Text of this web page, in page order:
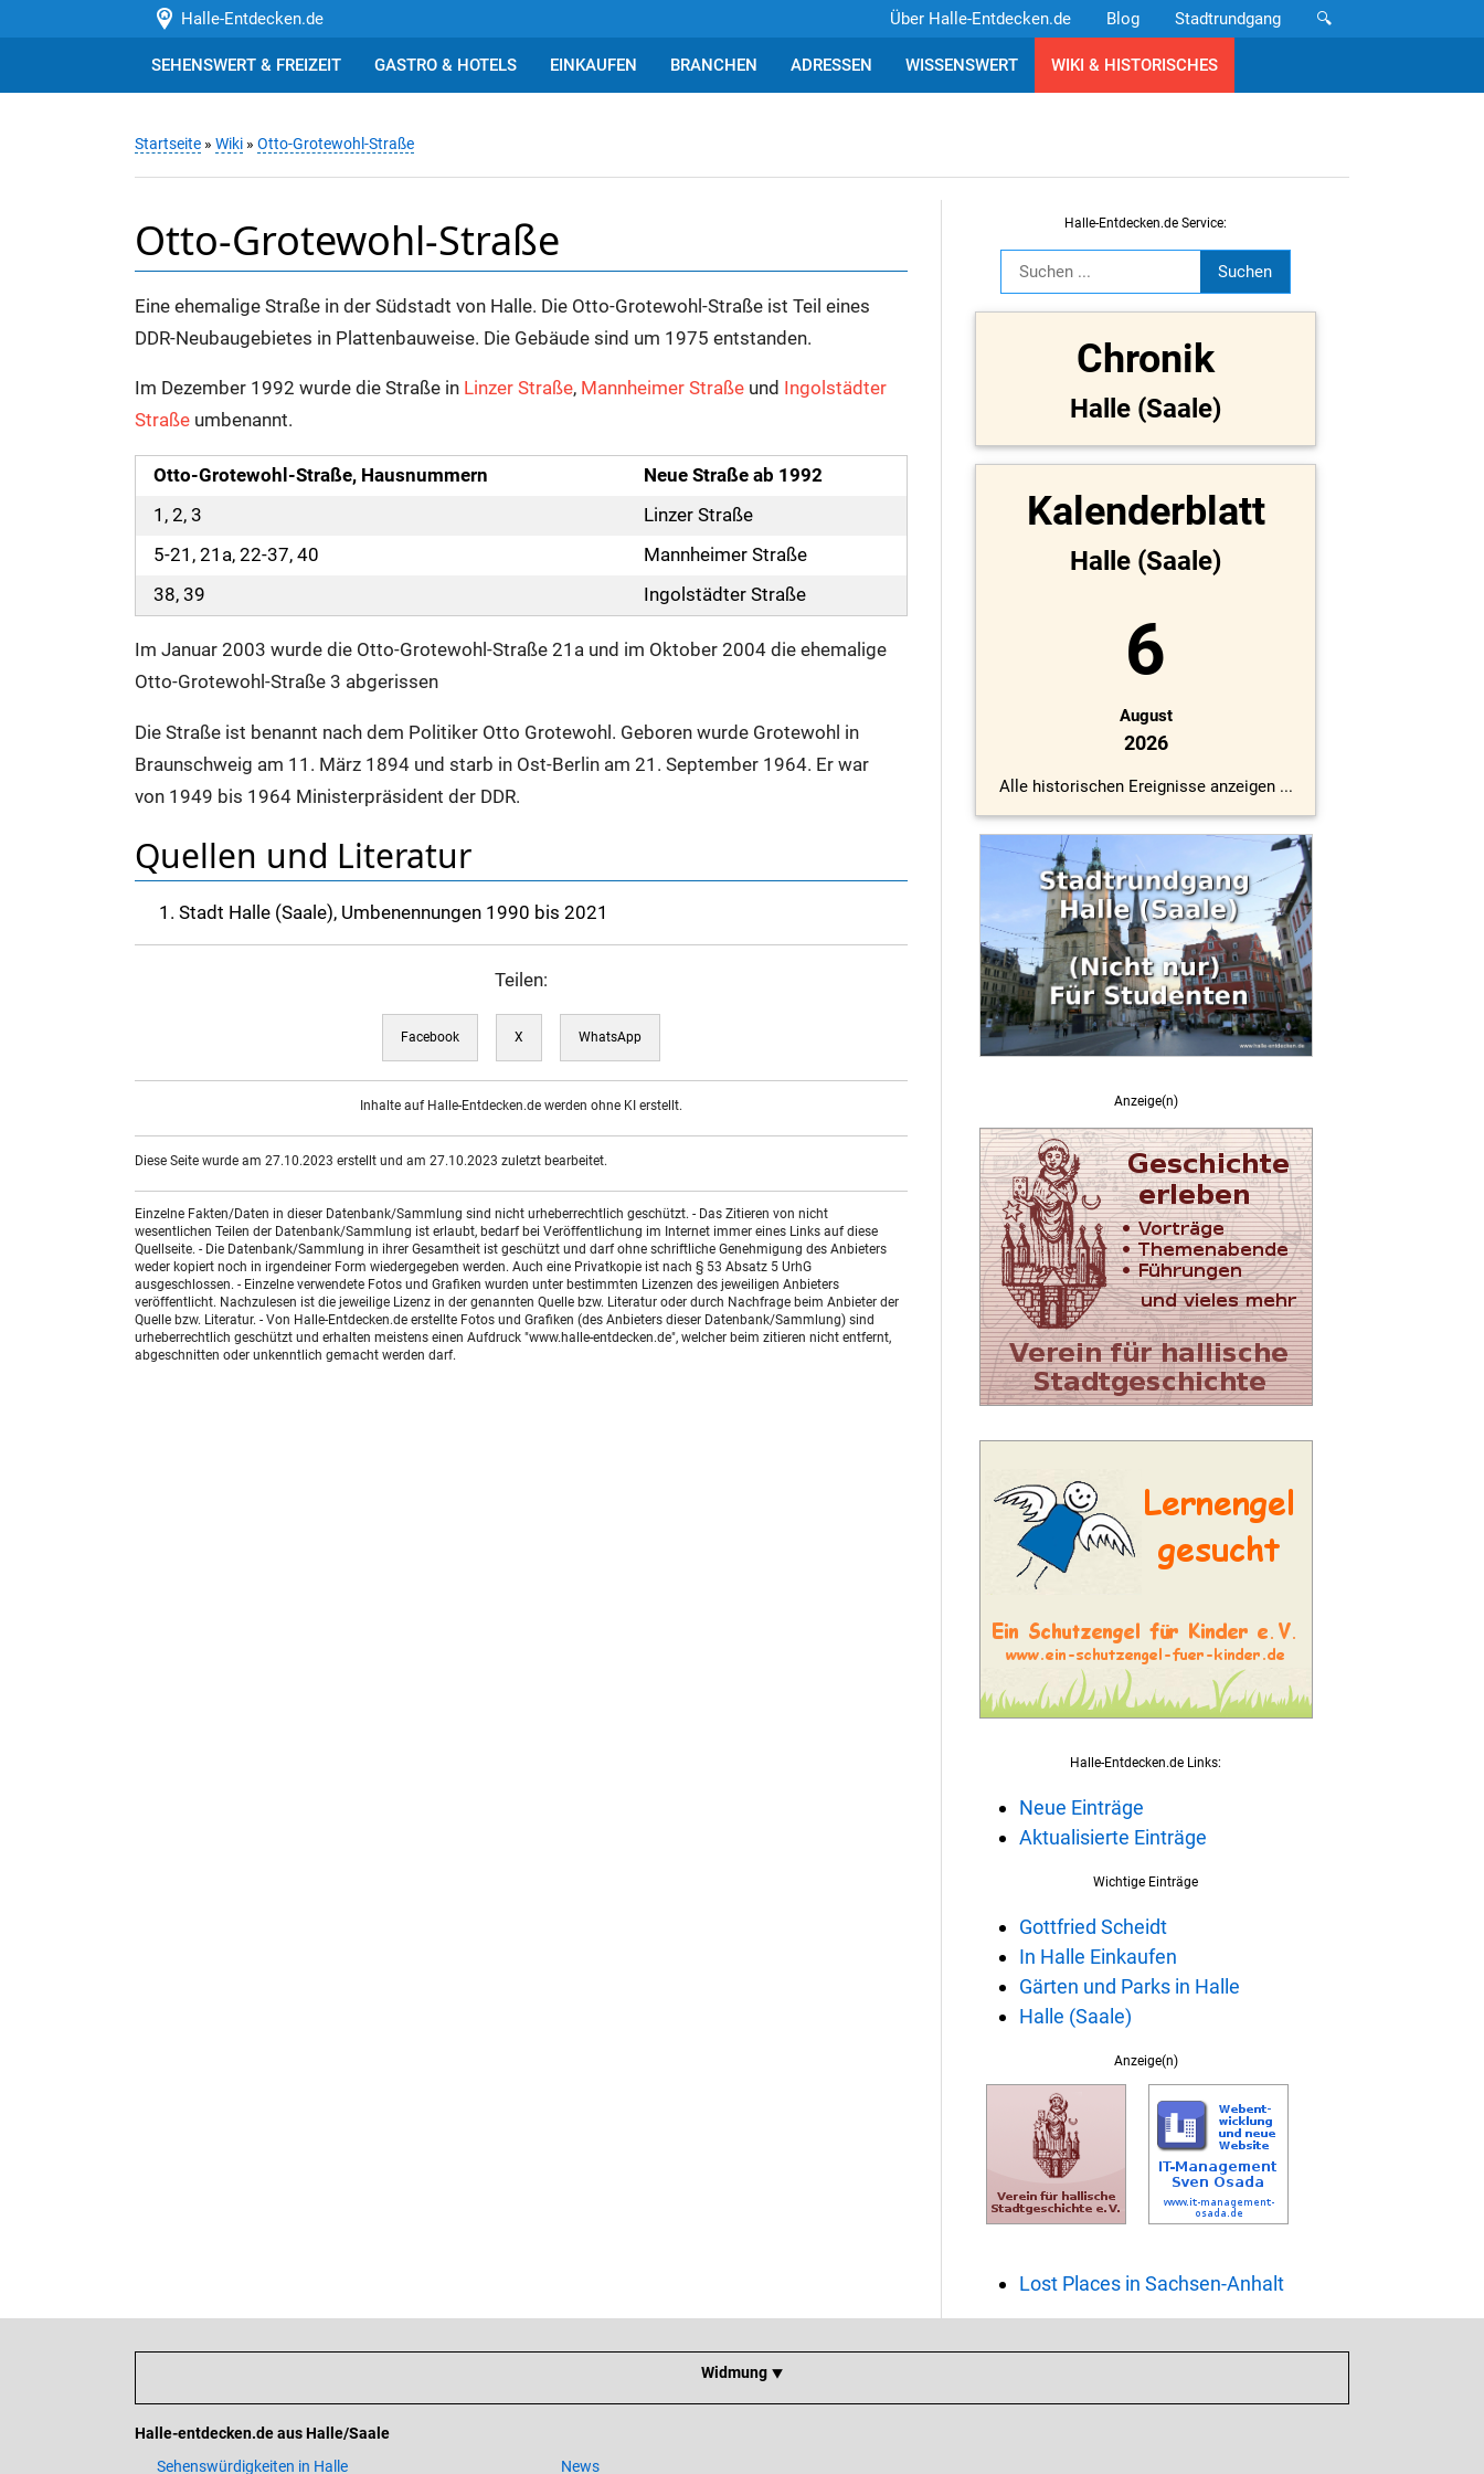
Halle-Entdecken.de 🔍
Stadtrundgang
Blog
Über Halle-Entdecken.de
SEHENSWERT & FREIZEIT GASTRO & HOTELS EINKAUFEN BRANCHEN ADRESSEN WISSENSWERT WIKI & HISTORISCHES
Startseite » Wiki » Otto-Grotewohl-Straße
Otto-Grotewohl-Straße
Eine ehemalige Straße in der Südstadt von Halle. Die Otto-Grotewohl-Straße ist Teil eines
DDR-Neubaugebietes in Plattenbauweise. Die Gebäude sind um 1975 entstanden.
Im Dezember 1992 wurde die Straße in Linzer Straße, Mannheimer Straße und
Ingolstädter
Straße umbenannt.
Otto-Grotewohl-Straße, Hausnummern
Neue Straße ab 1992
1, 2, 3
Linzer Straße
5-21, 21a, 22-37, 40
Mannheimer Straße
38, 39
Ingolstädter Straße
Im Januar 2003 wurde die Otto-Grotewohl-Straße 21a und im Oktober 2004 die ehemalige
Otto-Grotewohl-Straße 3 abgerissen
Die Straße ist benannt nach dem Politiker Otto Grotewohl. Geboren wurde Grotewohl in
Braunschweig am 11. März 1894 und starb in Ost-Berlin am 21. September 1964. Er war
von 1949 bis 1964 Ministerpräsident der DDR.
Quellen und Literatur
Stadt Halle (Saale), Umbenennungen 1990 bis 2021
Teilen:
Facebook X WhatsApp
Inhalte auf Halle-Entdecken.de werden ohne KI erstellt.
Diese Seite wurde am 27.10.2023 erstellt und am 27.10.2023 zuletzt bearbeitet.
Einzelne Fakten/Daten in dieser Datenbank/Sammlung sind nicht urheberrechtlich geschützt. - Das Zitieren von nicht
wesentlichen Teilen der Datenbank/Sammlung ist erlaubt, bedarf bei Veröffentlichung im Internet immer eines Links auf diese
Quellseite. - Die Datenbank/Sammlung in ihrer Gesamtheit ist geschützt und darf ohne schriftliche Genehmigung des Anbieters
weder kopiert noch in irgendeiner Form wiedergegeben werden. Auch eine Privatkopie ist nach § 53 Absatz 5 UrhG
ausgeschlossen. - Einzelne verwendete Fotos und Grafiken wurden unter bestimmten Lizenzen des jeweiligen Anbieters
veröffentlicht. Nachzulesen ist die jeweilige Lizenz in der genannten Quelle bzw. Literatur oder durch Nachfrage beim Anbieter der
Quelle bzw. Literatur. - Von Halle-Entdecken.de erstellte Fotos und Grafiken (des Anbieters dieser Datenbank/Sammlung) sind
urheberrechtlich geschützt und erhalten meistens einen Aufdruck "www.halle-entdecken.de", welcher beim zitieren nicht entfernt,
abgeschnitten oder unkenntlich gemacht werden darf.
Halle-Entdecken.de Service:
Chronik
Halle (Saale)
Kalenderblatt
Halle (Saale)
6
August
2026
Alle historischen Ereignisse anzeigen ...
Anzeige(n)
Halle-Entdecken.de Links:
Neue Einträge
Aktualisierte Einträge
Wichtige Einträge
Gottfried Scheidt
In Halle Einkaufen
Gärten und Parks in Halle
Halle (Saale)
Anzeige(n)
Lost Places in Sachsen-Anhalt
Widmung ⯆
Halle-entdecken.de aus Halle/Saale
Sehenswürdigkeiten in Halle
News